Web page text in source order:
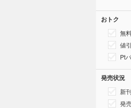
おトク
無
値
Pt
発売状況
新
発